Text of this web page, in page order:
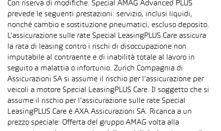
Con riserva di modifiche. Special AMAG Advanced PLUS
prevede le seguenti prestazioni: servizio, inclusi liquidi,
nonché cambio e sostituzione pneumatici, escluso deposito.
L’assicurazione sulle rate Special LeasingPLUS Care assicura
la rata di leasing contro i rischi di disoccupazione non
imputabile al contraente e di inabilità totale al lavoro in
seguito a malattia o infortunio. Zurich Compagnia di
Assicurazioni SA si assume il rischio per l’assicurazione per
veicoli a motore Special LeasingPLUS Care. Il soggetto che si
assume il rischio per l’assicurazione sulle rate Special
LeasingPLUS Care è AXA Assicurazioni SA. Ricarica a un
prezzo speciale: Offerta del gruppo AMAG volta alla